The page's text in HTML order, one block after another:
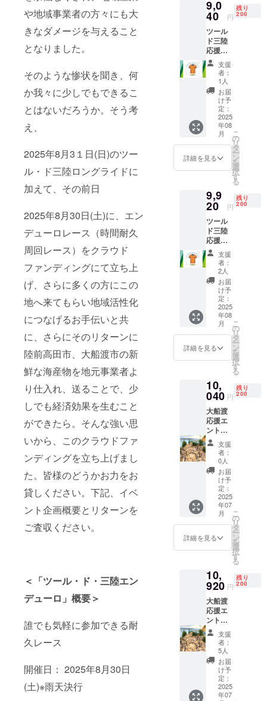
や地域事業者の方々にも大
きなダメージを与えること
となりました。
そのような惨状を聞き、何
か我々に少しでもできるこ
とはないだろうか。そう考
え、
2025年8月3１日(日)のツー
ル・ド三陸ロングライドに
加えて、その前日
2025年8月30日(土)に、エン
デューロレース（時間耐久
周回レース）をクラウド
ファンディングにて立ち上
げ、さらに多くの方にこの
地へ来てもらい地域活性化
につなげるお手伝いと共
に、さらにそのリターンに
陸前高田市、大船渡市の新
鮮な海産物を地元事業者よ
り仕入れ、送ることで、少
しでも経済効果を生むこと
ができたら。そんな強い思
いから、このクラウドファ
ンディングを立ち上げまし
た。皆様のどうかお力をお
貸しください。下記、イベ
ント企画概要とリターンを
ご査収ください。
＜「ツール・ド・三陸エン
デューロ」概要＞
誰でも気軽に参加できる耐
久レース
開催日： 2025年8月30日
(土)※雨天決行
い。」
引きで
ご参加
いただ
けま
す。
9,0
40 円
残り
200
ツール
ド三陸
応援プ
ラン
ツー
ル・
ド・三
陸 誰で
もなん
でもエ
デュー
ロレー
ス 60分
通常価
格も２
き＋ク
ラファ
ンオリ
ジナル
デザイ
ンTシャ
ツ
支援
者：
1人
お届
け予
定：
2025
年08
月
詳細を見る
こ
の
リ
タ
ー
ン
を
選
択
す
る
9,9
20 円
残り
200
ツール
ド三陸
応援プ
ラン
ツー
ル・
ド・三
陸 エン
デュー
ロレー
ス120分
通常価
格も２
０％引
き＋ク
ラファ
ジナル
デザイ
ンTシャ
ツ
支援
者：
2人
お届
け予
定：
2025
年08
月
詳細を見る
こ
の
リ
タ
ー
ン
を
選
択
す
る
10,
040 円
残り
200
大船渡
応援エ
ント
リープ
ラン
ツー
ル・
ド・三
陸 誰で
もなん
でもエ
デュー
ロレー
ス 60分
通常価
０％引
き＋陸
前高田
産・大
船渡産
牡蠣
計１ｋ
称：冷
凍殻付
き牡蠣
（加熱
用） ・
原材料
支援
者：
0人
お届
け予
定：
2025
年07
月
詳細を見る
こ
の
リ
タ
ー
ン
を
選
択
す
る
10,
920 円
残り
200
大船渡
応援エ
ント
リープ
ラン
ツー
ル・
ド・三
陸 エン
デュー
ロレー
支援
者：
5人
お届
け予
定：
2025
年07